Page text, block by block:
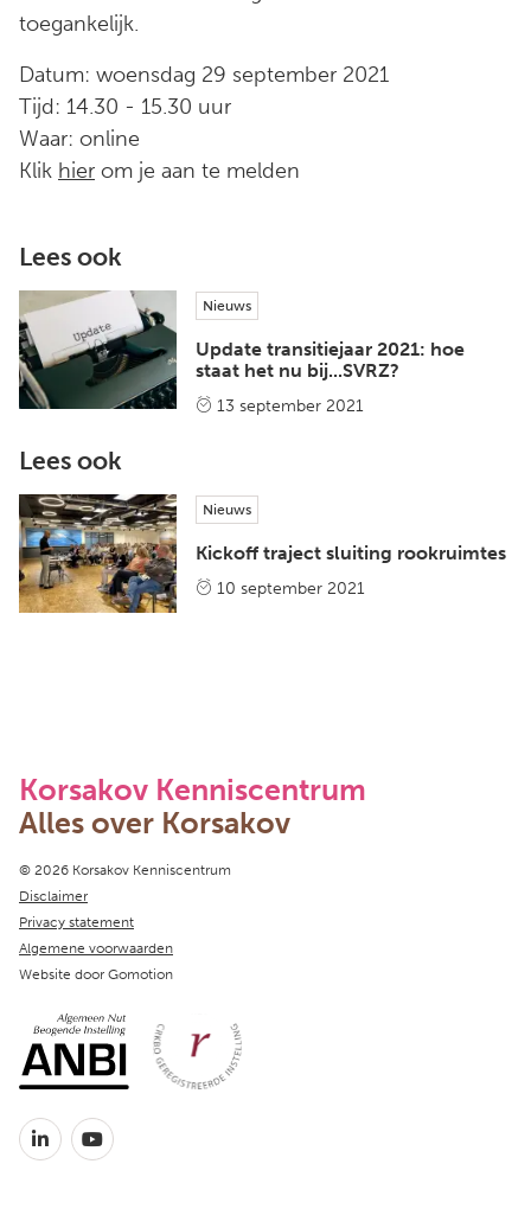
toegankelijk.
Datum: woensdag 29 september 2021
Tijd: 14.30 - 15.30 uur
Waar: online
Klik hier om je aan te melden
Lees ook
Nieuws
Update transitiejaar 2021: hoe
staat het nu bij...SVRZ?
13 september 2021
Lees ook
Nieuws
Kickoff traject sluiting rookruimtes
10 september 2021
Korsakov Kenniscentrum
Alles over Korsakov
Copyright navigation
© 2026 Korsakov Kenniscentrum
Disclaimer
Privacy statement
Algemene voorwaarden
Website door Gomotion